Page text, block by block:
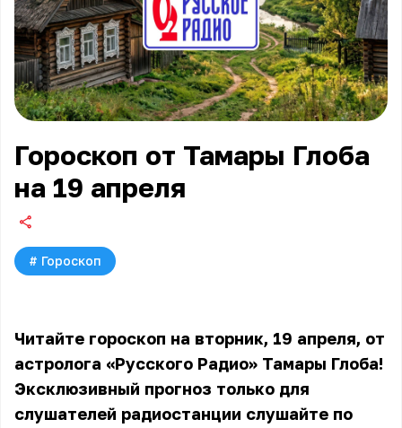
Гороскоп от Тамары Глоба
на 19 апреля
# Гороскоп
Читайте гороскоп на вторник, 19 апреля, от
астролога «Русского Радио» Тамары Глоба!
Эксклюзивный прогноз только для
слушателей радиостанции слушайте по